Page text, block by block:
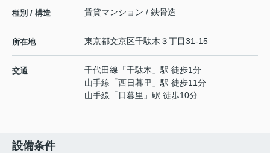
種別 / 構造 賃貸マンション / 鉄骨造
所在地 東京都文京区千駄木 ３丁目31-15
交通 千代田線 「千駄木 」駅 徒歩1分
山手線 「西日暮里 」駅 徒歩11分
山手線 「 日暮里 」駅 徒歩10分
設備条件